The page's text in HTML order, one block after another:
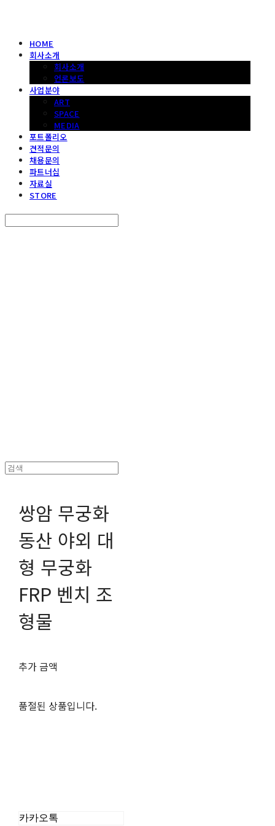
HOME
회사소개
회사소개
언론보도
사업분야
ART
SPACE
MEDIA
포트폴리오
견적문의
채용문의
파트너십
자료실
STORE
쌍암 무궁화
동산 야외 대
형 무궁화
FRP 벤치 조
형물
추가 금액
품절된 상품입니다.
카카오톡